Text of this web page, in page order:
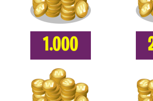
1.000